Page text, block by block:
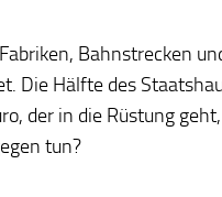
Bahnstrecken
Die Hälfte des
der in die Rüstung
tun?